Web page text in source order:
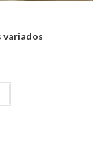
variados